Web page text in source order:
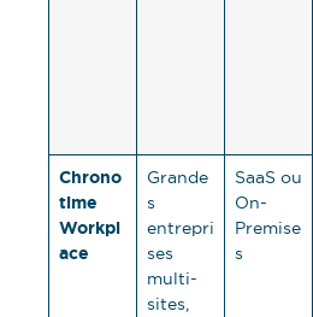
Chrono
time
Workpl
ace
Grande
s
entrepri
ses
multi-
sites,
SaaS ou
On-
Premise
s